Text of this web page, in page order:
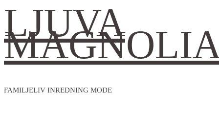
LJUVA
FAMILJELIV INREDNING MODE